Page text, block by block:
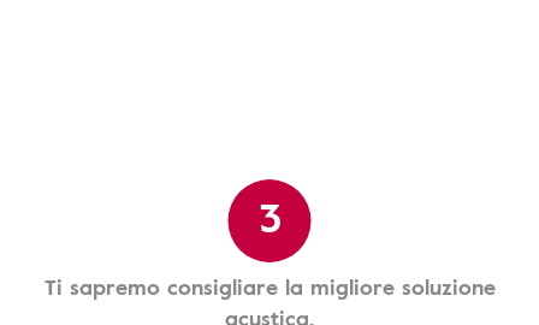
3
Ti sapremo consigliare la migliore soluzione
acustica.